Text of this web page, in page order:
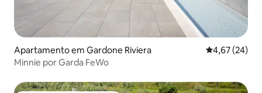
Apartamento em Gardone Riviera Classificação
4,67 (24)
Minnie por Garda FeWo